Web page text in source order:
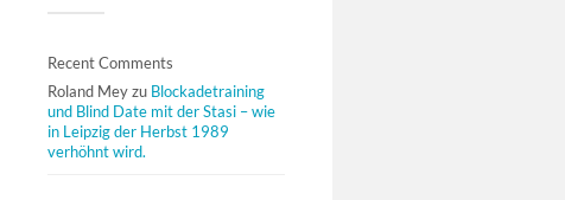
Recent Comments
Roland Meyzu Blockadetraining
und Blind Date mit der Stasi – wie
in Leipzig der Herbst 1989
verhöhnt wird.